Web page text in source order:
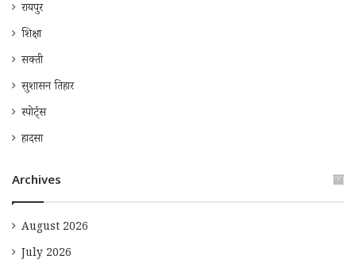
रायपुर
शिक्षा
सक्ती
सुशासन तिहार
स्पोर्ट्स
हादसा
Archives
August 2026
July 2026